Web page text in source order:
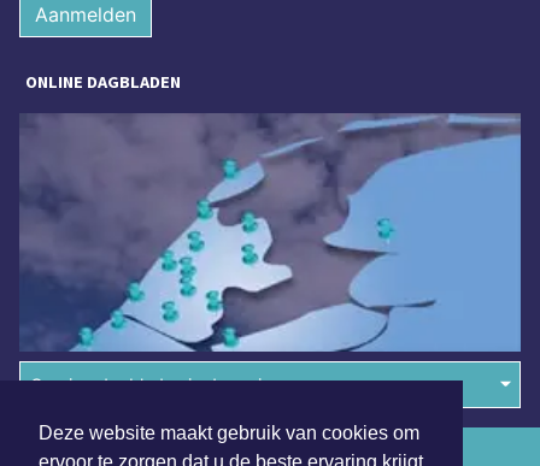
Deze website maakt gebruik van cookies om
Aanmelden
ONLINE DAGBLADEN
Overige dagbladen in de regio
Algemene voorwaarden